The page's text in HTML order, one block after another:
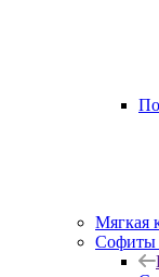
Мягкая
Софиты